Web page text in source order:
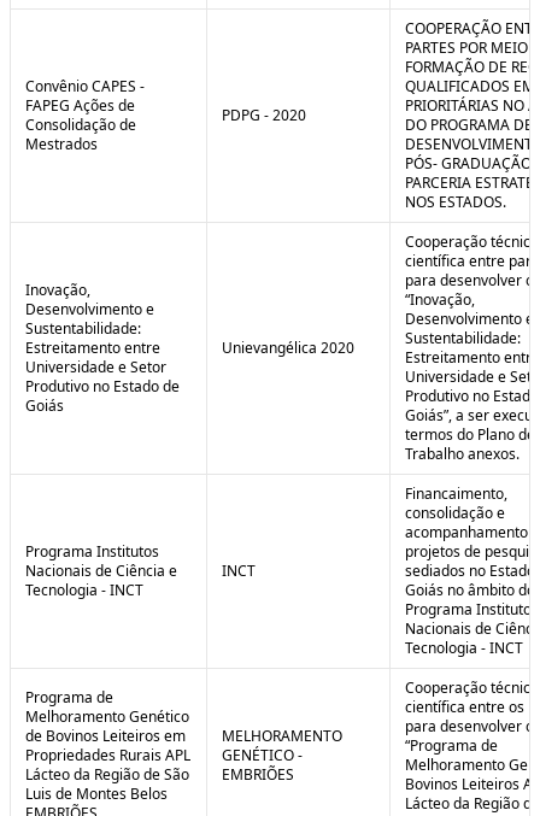
Convênio CAPES -
FAPEG Ações de
Consolidação de
Mestrados
PDPG - 2020
COOPERAÇÃO
PARTES POR MEIO
FORMAÇÃO DE
QUALIFICADOS EM
PRIORITÁRIAS NO
DO PROGRAMA DE
PÓS- GRADUAÇÃO
PARCERIA
NOS ESTADOS.
Inovação,
Desenvolvimento e
Sustentabilidade:
Estreitamento entre
Universidade e Setor
Produtivo no Estado de
Goiás
Unievangélica 2020
Cooperação
científica entre
para desenvolver o
“Inovação,
Desenvolvimento e
Sustentabilidade:
Estreitamento entre
Universidade e
Produtivo no
Goiás”, a ser
termos do Plano de
Trabalho anexos.
Programa Institutos
Nacionais de Ciência e
Tecnologia - INCT
INCT
Financaimento,
consolidação e
acompanhamento
projetos de
sediados no Estado
Goiás no âmbito do
Programa Institutos
Nacionais de
Tecnologia - INCT
Programa de
Melhoramento Genético
de Bovinos Leiteiros em
Propriedades Rurais APL
Lácteo da Região de São
Luis de Montes Belos
MELHORAMENTO
GENÉTICO -
EMBRIÕES
Cooperação
científica entre os
para desenvolver o
“Programa de
Melhoramento
Bovinos Leiteiros
Lácteo da Região